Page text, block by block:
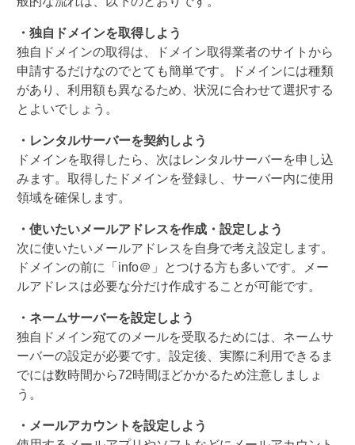
・独自ドメインを取得しよう
独自ドメインの取得は、ドメイン取得業者のサイトから
申請するだけなのでとても簡単です。ドメインには種類
があり、利用額も異なるため、状況に合わせて選択する
とよいでしょう。
・レンタルサーバーを契約しよう
ドメインを取得したら、次はレンタルサーバーを申し込
みます。取得したドメインを登録し、サーバー内に使用
領域を確保します。
・使いたいメールアドレスを作成・設定しよう
次に使いたいメールアドレスを自身で考え設定します。
ドメインの前に「info＠」とつける方も多いです。メー
ルアドレスは必要な分だけ作成することが可能です。
・ネームサーバーを設定しよう
独自ドメイン宛てのメールを受取るためには、ネームサ
ーバーの設定が必要です。設定後、実際に利用できるま
でには数時間から72時間ほどかかるため注意しましょ
う。
・メールアカウントを設定しよう